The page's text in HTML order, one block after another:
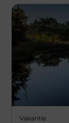
Vakantie